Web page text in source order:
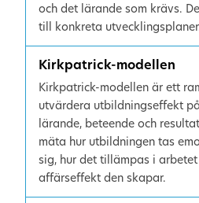
och det lärande som krävs.
till konkreta
Kirkpatrick-modellen
Kirkpatrick-modellen är ett
utvärdera utbildningseffekt
lärande, beteende och
mäta hur utbildningen tas
sig, hur det tillämpas i
affärseffekt den skapar.